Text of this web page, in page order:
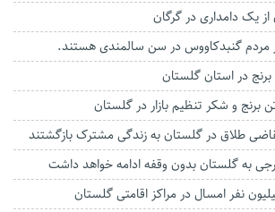
در استان گلستان
به گلستان بدون وقفه ادامه خواهد داشت
نفر امسال در مراکز اقامتی گلستان